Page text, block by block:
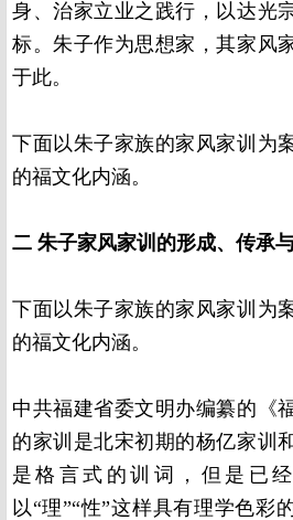
身、治家立业之践行，以达光
标。朱子作为思想家，其家风
于此。
下面以朱子家族的家风家训为
的福文化内涵。
二 朱子家风家训的形成、传承
下面以朱子家族的家风家训为
的福文化内涵。
中共福建省委文明办编纂的《
的家训是北宋初期的杨亿家训
是格言式的训词，但是已
以“理”“性”这样具有理学色彩